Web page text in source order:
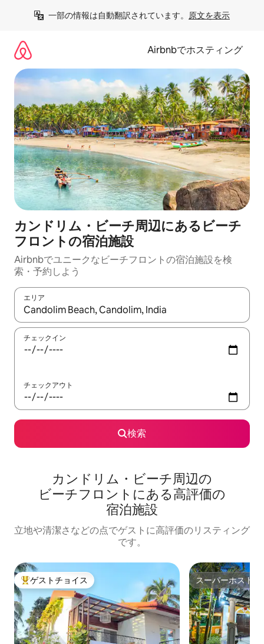
一部の情報は自動翻訳されています。 原文を表示
Airbnbでホスティング
カンドリム・ビーチ周辺にあるビーチ
フロントの宿泊施設
Airbnbでユニークなビーチフロントの宿泊施設を検
索・予約しよう
エリア
検索結果が表示されたら、上下の矢印キーを使って移動するか
チェックイン
チェックアウト
検索
カンドリム・ビーチ周⁠辺⁠の
ビ⁠ー⁠チ⁠フ⁠ロ⁠ン⁠ト⁠にあ⁠る高⁠評⁠価⁠の
宿⁠泊⁠施⁠設
立地や清潔さなどの点でゲストに高評価のリスティング
です。
大好評のゲストチョイスです。
ゲストチョイス スーパーホスト
スーパーホスト